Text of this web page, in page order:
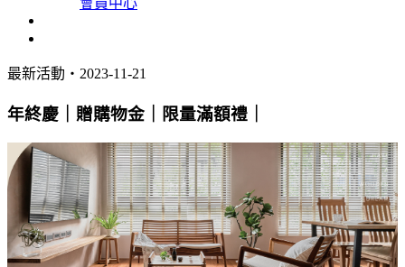
會員中心
最新活動 ・2023-11-21
年終慶｜贈購物金｜限量滿額禮｜